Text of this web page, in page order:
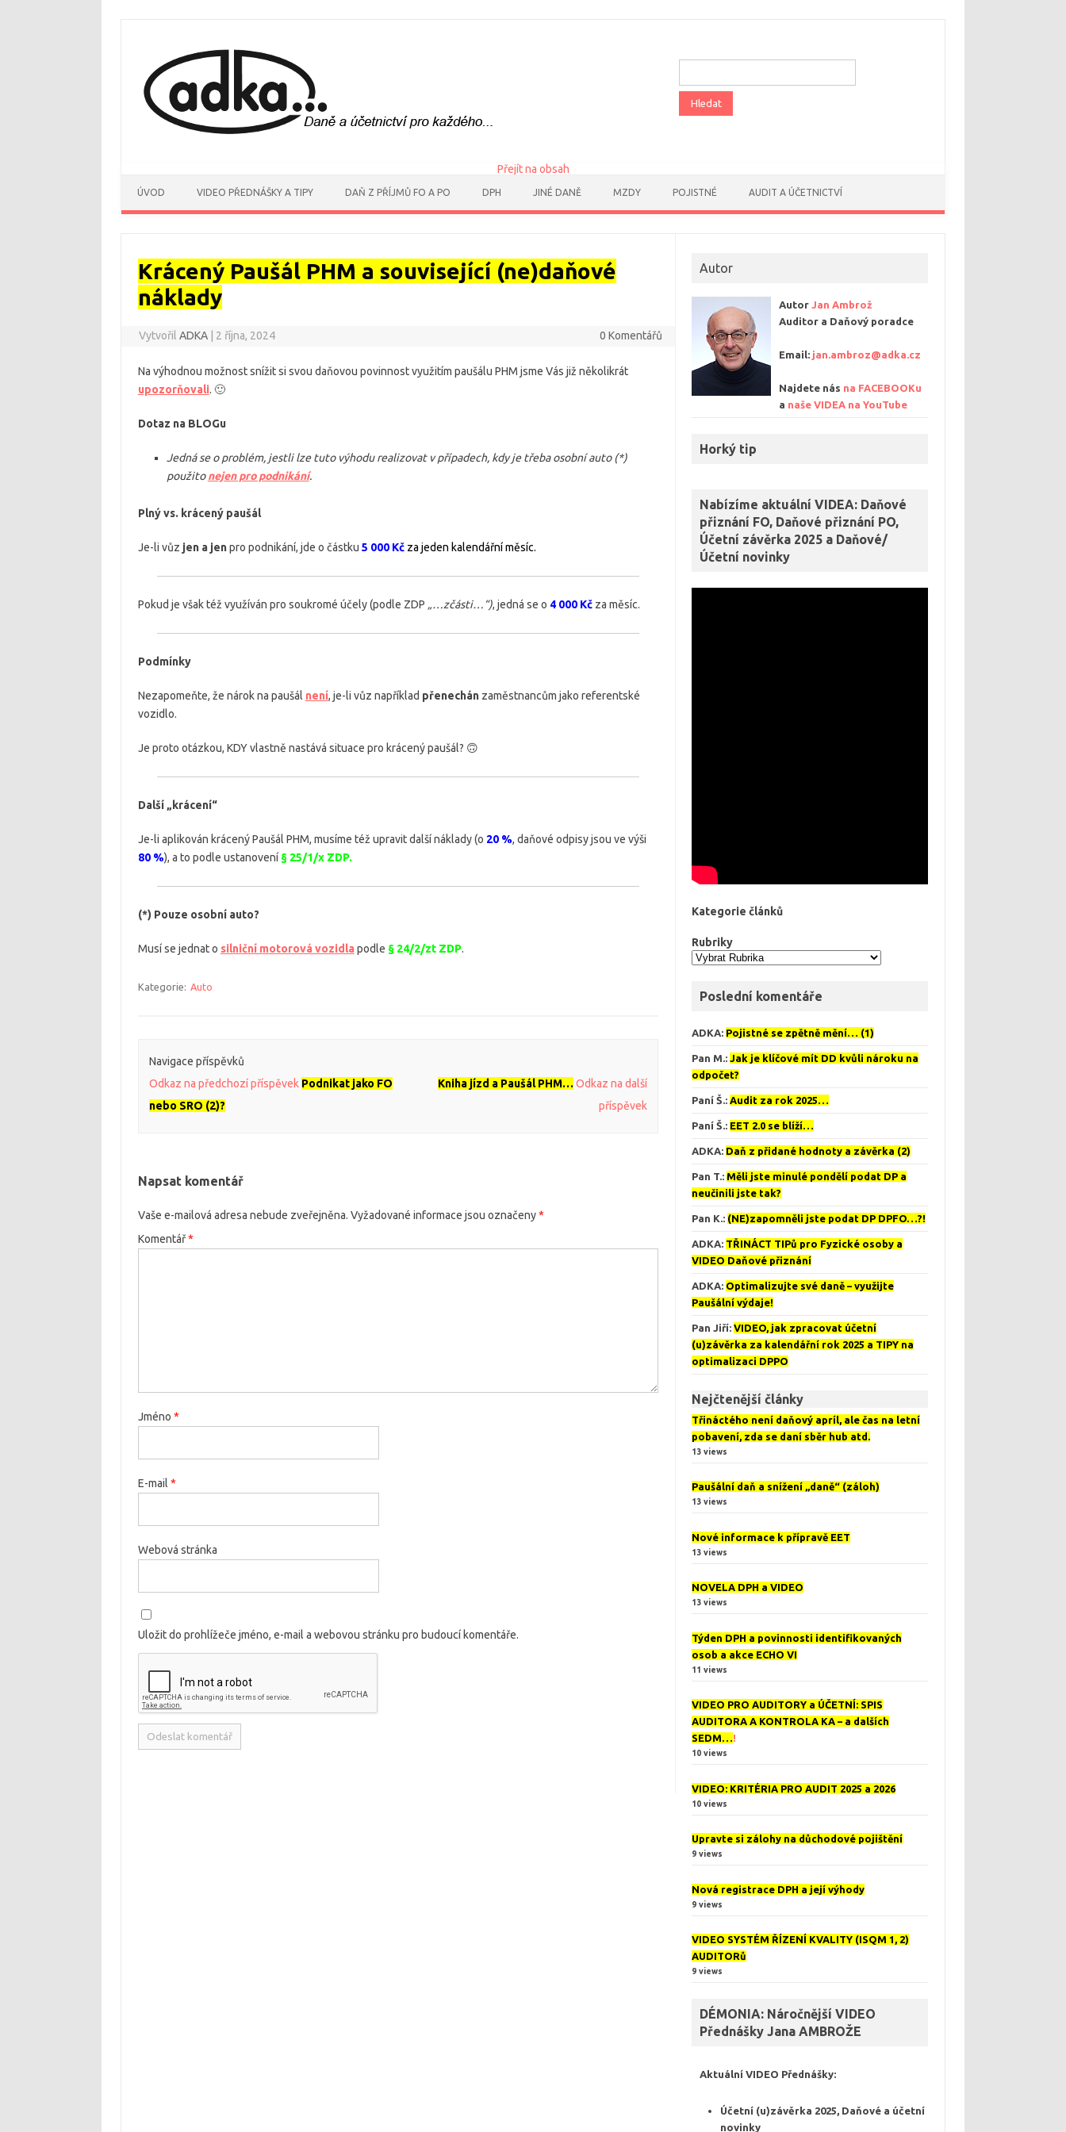
Vyhledávání
Přejít na obsah
ÚVOD VIDEO PŘEDNÁŠKY A TIPY DAŇ Z PŘÍJMŮ FO A PO DPH JINÉ DANĚ MZDY POJISTNÉ AUDIT A ÚČETNICTVÍ
Krácený Paušál PHM a související (ne)daňové
náklady
VytvořilADKA 2 října, 2024 0 Komentářů
Na výhodnou možnost snížit si svou daňovou povinnost využitím paušálu PHM jsme Vás již několikrát
upozorňovali. 🙂
Dotaz na BLOGu
Jedná se o problém, jestli lze tuto výhodu realizovat v případech, kdy je třeba osobní auto (*)
použitonejen pro podnikání.
Plný vs. krácený paušál
Je-li vůz jen a jenpro podnikání, jde o částku 5 000 Kčza jeden kalendářní měsíc.
Pokud je však též využíván pro soukromé účely (podle ZDP „…zčásti…“), jedná se o 4 000 Kč za měsíc.
Podmínky
Nezapomeňte, že nárok na paušál není, je-li vůz například přenechánzaměstnancům jako referentské
vozidlo.
Je proto otázkou, KDY vlastně nastává situace pro krácený paušál? 🙃
Další „krácení“
Je-li aplikován krácený Paušál PHM, musíme též upravit další náklady (o 20 %, daňové odpisy jsou ve výši
80 %), a to podle ustanovení § 25/1/x ZDP.
(*) Pouze osobní auto?
Musí se jednat o silniční motorová vozidla podle § 24/2/zt ZDP.
Kategorie: Auto
Navigace příspěvků
Odkaz na předchozí příspěvek Podnikat jako FO
nebo SRO (2)?
Kniha jízd a Paušál PHM… Odkaz na další
příspěvek
Napsat komentář
Vaše e-mailová adresa nebude zveřejněna. Vyžadované informace jsou označeny*
Komentář*
Jméno *
E-mail *
Webová stránka
Uložit do prohlížeče jméno, e-mail a webovou stránku pro budoucí komentáře.
Autor
Autor Jan Ambrož
Auditor a Daňový poradce
Email: jan.ambroz@adka.cz
Najdete nás na FACEBOOKu
a naše VIDEA naYouTube
Horký tip
Nabízíme aktuální VIDEA: Daňové
přiznání FO, Daňové přiznání PO,
Účetní závěrka 2025 a Daňové/
Účetní novinky
Kategorie článků
Rubriky
Poslední komentáře
ADKA: Pojistné se zpětně mění… (1)
Pan M.:Jak je klíčové mít DD kvůli nároku na
odpočet?
Paní Š.:Audit za rok 2025…
Paní Š.: EET 2.0 se blíží…
ADKA: Daň z přidané hodnoty a závěrka (2)
Pan T.: Měli jste minulé pondělí podat DP a
neučinili jste tak?
Pan K.: (NE)zapomněli jste podat DP DPFO…?!
ADKA: TŘINÁCT TIPů pro Fyzické osoby a
VIDEO Daňové přiznání
ADKA: Optimalizujte své daně – využijte
Paušální výdaje!
Pan Jiří:VIDEO, jak zpracovat účetní
(u)závěrka za kalendářní rok 2025 a TIPY na
optimalizaci DPPO
Nejčtenější články
Třináctého není daňový apríl, ale čas na letní
pobavení, zda se daní sběr hub atd.
13 views
Paušální daň a snížení „daně“ (záloh)
13 views
Nové informace k přípravě EET
13 views
NOVELA DPH a VIDEO
13 views
Týden DPH a povinnosti identifikovaných
osob a akce ECHO VI
11 views
VIDEO PRO AUDITORY a ÚČETNÍ: SPIS
AUDITORA A KONTROLA KA – a dalších
SEDM…!
10 views
VIDEO: KRITÉRIA PRO AUDIT 2025 a 2026
10 views
Upravte si zálohy na důchodové pojištění
9 views
Nová registrace DPH a její výhody
9 views
VIDEO SYSTÉM ŘÍZENÍ KVALITY (ISQM 1, 2)
AUDITORů
9 views
DÉMONIA: Náročnější VIDEO
Přednášky Jana AMBROŽE
Aktuální VIDEO Přednášky:
Účetní (u)závěrka 2025, Daňové a účetní
novinky